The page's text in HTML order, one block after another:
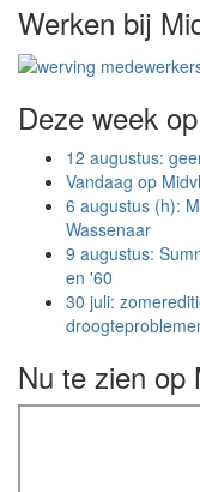
Werken bij
Deze week
12 augustus:
Vandaag op
6 augustus (h):
Wassenaar
9 augustus:
en '60
30 juli:
Nu te zien op